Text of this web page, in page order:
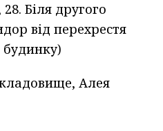
Біля другого
від перехрестя
будинку)
кладовище, Алея